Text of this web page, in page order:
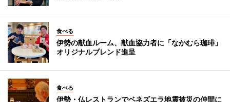
食べる
伊勢の献血ルーム、献血協力者に「なかむら珈琲」
オリジナルブレンド進呈
食べる
伊勢・仏レストランでベネズエラ地震被災の仲間に